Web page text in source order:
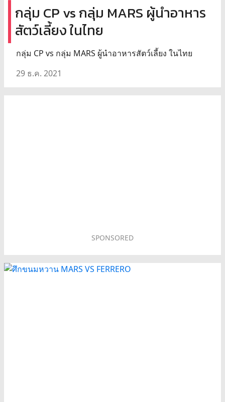
กลุ่ม CP vs กลุ่ม MARS ผู้นำอาหาร
สัตว์เลี้ยง ในไทย
กลุ่ม CP vs กลุ่ม MARS ผู้นำอาหารสัตว์เลี้ยง ในไทย
29 ธ.ค. 2021
SPONSORED